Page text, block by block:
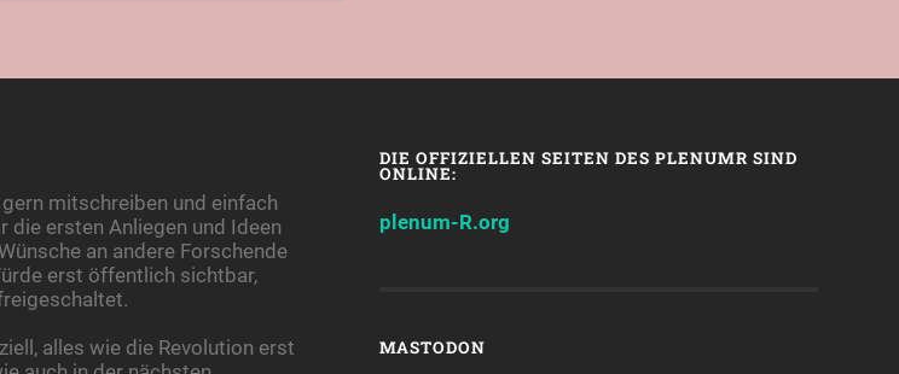
mitschreiben und einfach
die ersten Anliegen und Ideen
an andere Forschende
erst öffentlich sichtbar,
alles wie die Revolution erst
DIE OFFIZIELLEN SEITEN DES PLENUMR SIND
ONLINE:
plenum-R.org
MASTODON